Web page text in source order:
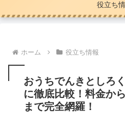
役立ち
ホーム 役立ち情報
おうちでんきとしろ
に徹底比較！料金か
まで完全網羅！